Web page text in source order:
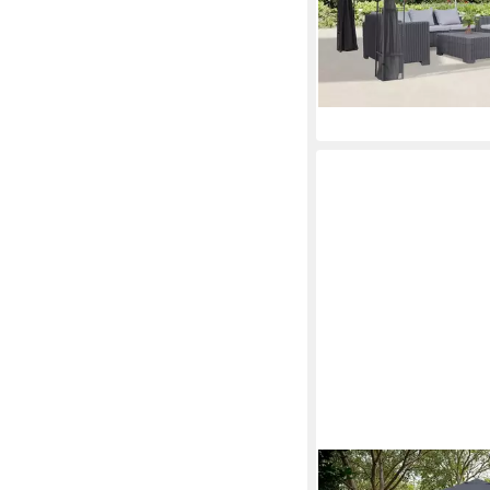
nur bis Dienstag
17,35 € mtl. in 12 Raten
-21%
lieferbar - in 4-5
KONIFERA